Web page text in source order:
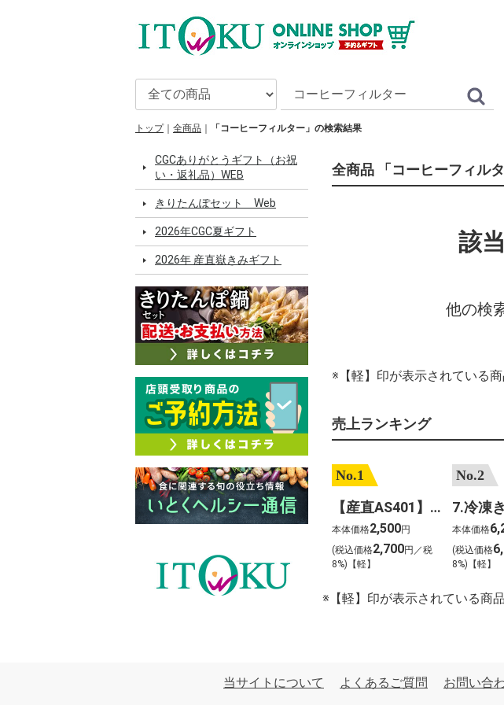
トップ 全商品 「コーヒーフィルター」の検索結果
CGCありがとうギフト（お祝
い・返礼品）WEB
きりたんぽセット Web
2026年CGC夏ギフト
2026年 産直嶽きみギフト
全商品 「コーヒーフィル
該
他の検
※【軽】印が表示されている
売上ランキング
No.1
【産直AS401】嶽きみ（サニーショコラ）６本
本体価格2,500円
(税込価格2,700円／税
8%)【軽】
No.2
本体価格
(税込価格
8%)【軽】
※【軽】印が表示されている商
当サイトについて よくあるご質問 お問い合